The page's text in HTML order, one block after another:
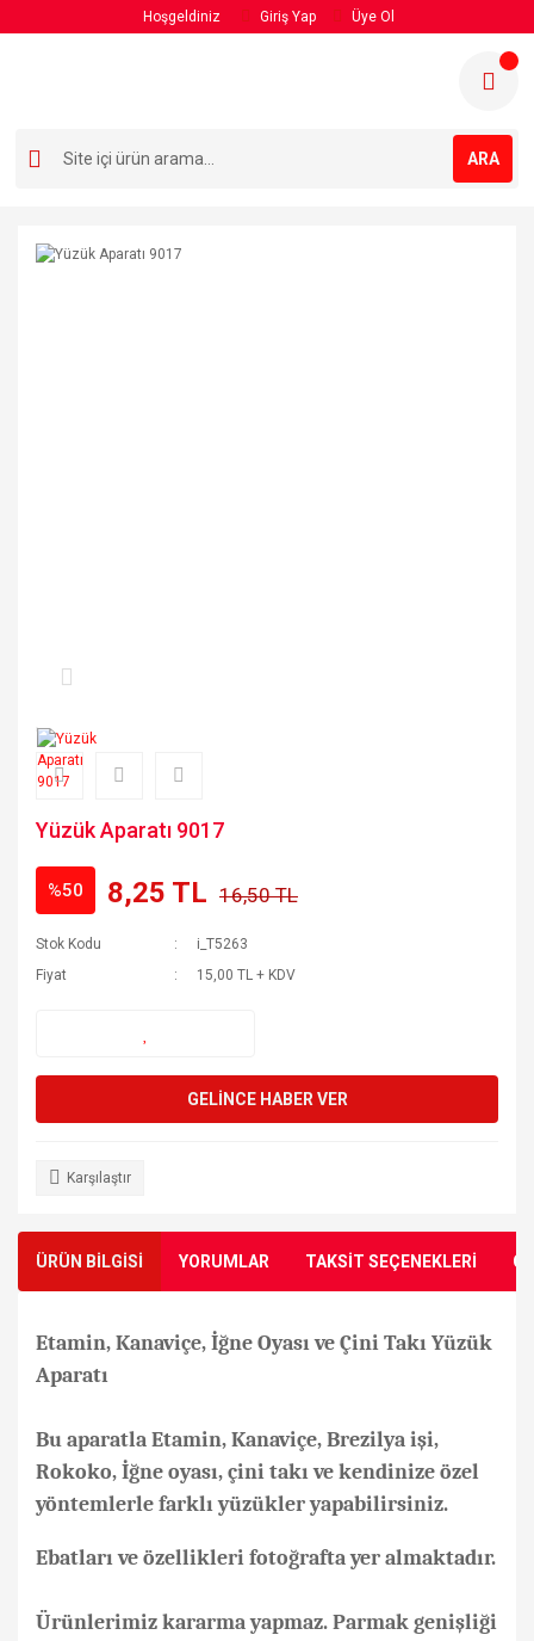
Hoşgeldiniz Giriş Yap Üye Ol
ARA
Yüzük Aparatı 9017
%50 8,25 TL 16,50 TL
Stok Kodu
i_T5263
Fiyat
15,00 TL + KDV
GELİNCE HABER VER
Karşılaştır
ÜRÜN BİLGİSİ YORUMLAR TAKSİT SEÇENEKLERİ
Etamin, Kanaviçe, İğne Oyası ve Çini Takı Yüzük
Aparatı
Bu aparatla Etamin, Kanaviçe, Brezilya işi,
Rokoko, İğne oyası, çini takı ve kendinize özel
yöntemlerle farklı yüzükler yapabilirsiniz.
Ebatları ve özellikleri fotoğrafta yer almaktadır.
Ürünlerimiz kararma yapmaz. Parmak genişliği